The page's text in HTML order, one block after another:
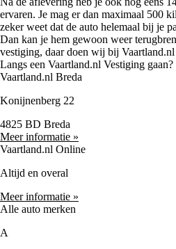
ervaren. Je mag er dan maximaal 500
zeker weet dat de auto helemaal bij je
Dan kan je hem gewoon weer
vestiging, daar doen wij bij
Langs een Vaartland.nl Vestiging gaan?
Vaartland.nl Breda
Konijnenberg 22
4825 BD Breda
Meer informatie »
Vaartland.nl Online
Altijd en overal
Meer informatie »
Alle auto merken
A